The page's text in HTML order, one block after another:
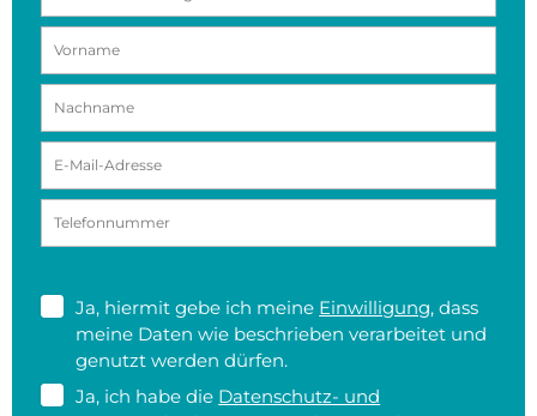
Ja, hiermit gebe ich meine Einwilligung, dass
meine Daten wie beschrieben verarbeitet und
genutzt werden dürfen.
Ja, ich habe die Datenschutz- und